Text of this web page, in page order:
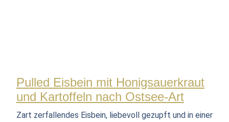
Pulled Eisbein mit Honigsauerkraut
und Kartoffeln nach Ostsee-Art
Zart zerfallendes Eisbein, liebevoll gezupft und in einer